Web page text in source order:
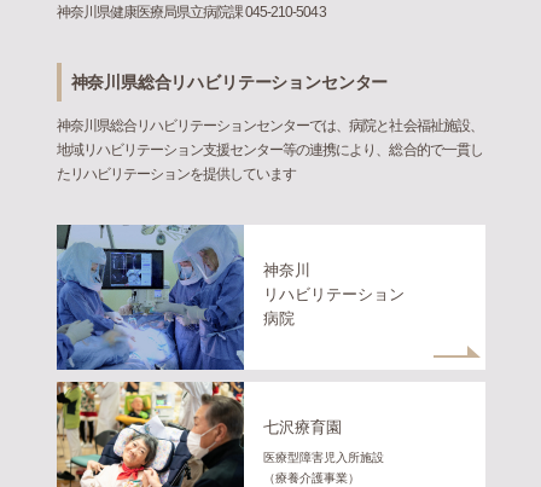
神奈川県健康医療局県立病院課 045-210-5043
神奈川県総合リハビリテーションセンター
神奈川県総合リハビリテーションセンターでは、病院と社会福祉施設、
地域リハビリテーション支援センター等の連携により、総合的で一貫し
たリハビリテーションを提供しています
神奈川
リハビリテーション
病院
七沢療育園
医療型障害児入所施設
（療養介護事業）